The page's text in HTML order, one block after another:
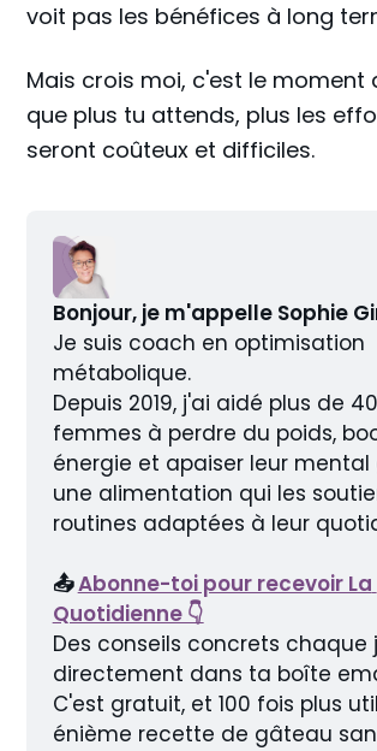
voit pas les bénéfices à long
Mais crois moi, c'est le moment
que plus tu attends, plus les
seront coûteux et difficiles.
Bonjour, je m'appelle Sophie
Je suis coach en optimisation
métabolique.
Depuis 2019, j'ai aidé plus de
femmes à perdre du poids,
énergie et apaiser leur
une alimentation qui les
routines adaptées à leur
📤 Abonne-toi pour recevoir La
Quotidienne 👇
Des conseils concrets chaque
directement dans ta boîte
C'est gratuit, et 100 fois plus
énième recette de gâteau